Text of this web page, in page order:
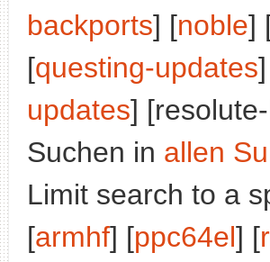
backports] [noble]
[questing-updates
updates]
Suchen in allen
Limit search to a
[armhf] [ppc64el] [